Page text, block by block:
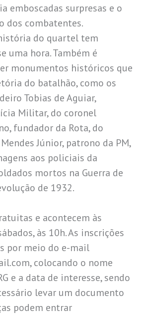
emboscadas surpresas e o
dos combatentes.
do quartel tem
uma hora. Também é
monumentos históricos que
do batalhão, como os
Tobias de Aguiar,
Militar, do coronel
fundador da Rota, do
Júnior, patrono da PM,
aos policiais da
mortos na Guerra de
de 1932.
e acontecem às
às 10h. As inscrições
por meio do e-mail
colocando o nome
e a data de interesse, sendo
levar um documento
podem entrar